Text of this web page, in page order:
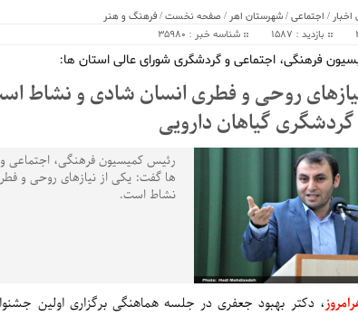
/ اجتماعی/شهرستان اهر /صفحه نخست/فرهنگ و هنر
بازدید : 1587 شناسه خبر : 35980
فرهنگی، اجتماعی و گردشگری شورای عالی استان ها:
روحی و فطری انسان شادی و نشاط
گیاهان دارویی
رئیس کمیسیون فرهنگی، اجتماعی
ها گفت: یکی از نیازهای روحی و
نشاط است.
، دکتر بهبود جعفری در جلسه هماهنگی برگزاری اولین